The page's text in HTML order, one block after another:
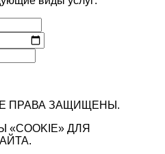
ПРАВА ЗАЩИЩЕНЫ.
ДЛЯ